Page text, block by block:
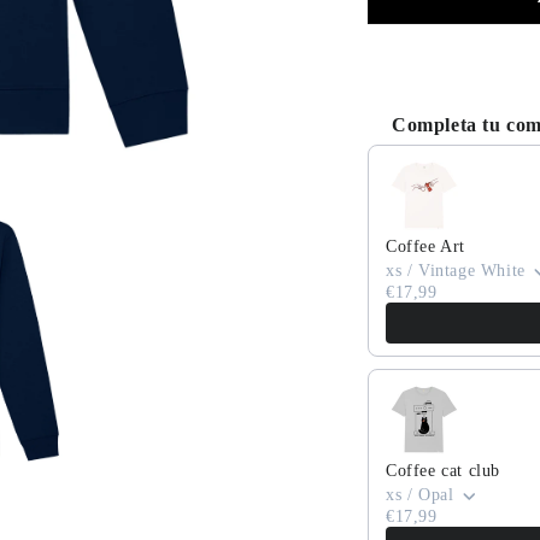
Completa tu
Use the Previous
Coffee Art
xs / Vintage White
€17,99
Coffee cat club
xs / Opal
€17,99